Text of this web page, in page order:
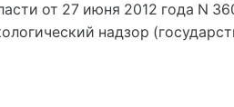
от 27 июня 2012 года N
надзор